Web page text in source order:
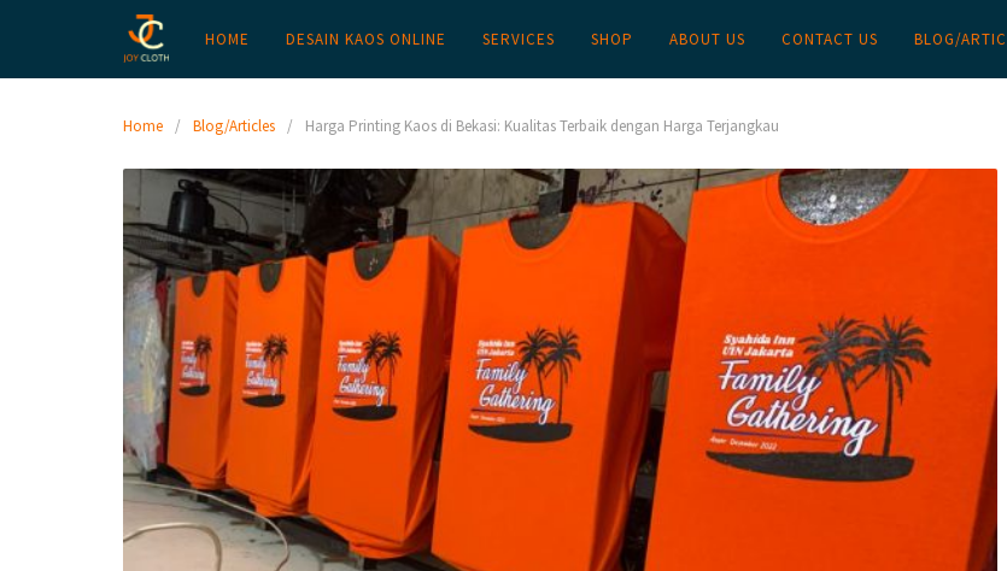
HOME DESAIN KAOS ONLINE SERVICES SHOP ABOUT US CONTACT US BLOG/
Home Blog/Articles Harga Printing Kaos di Bekasi: Kualitas Terbaik dengan Harga Terjangkau